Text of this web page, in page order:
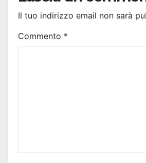
Il tuo indirizzo email non sarà
Commento *